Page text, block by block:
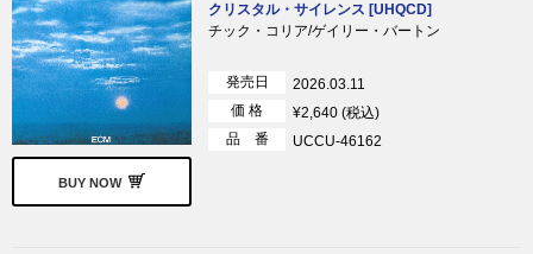
BUY NOW
クリスタル・サイレンス [UHQCD]
チック・コリア/ゲイリー・バートン
発売日
2026.03.11
価 格
¥2,640 (税込)
品 番
UCCU-46162